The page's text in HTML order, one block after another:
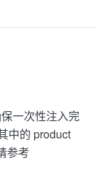
一次性注入完
中的 product
参考